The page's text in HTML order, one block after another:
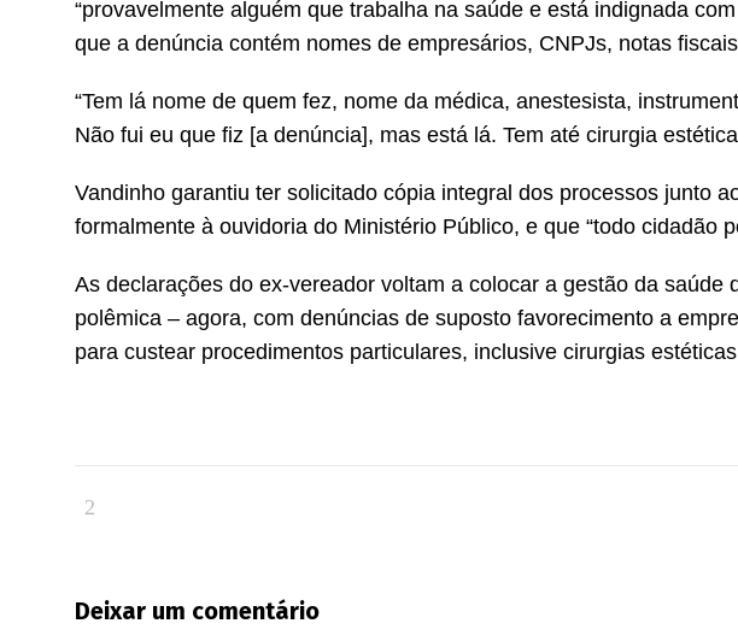
“provavelmente alguém que trabalha na saúde e está indignada
que a denúncia contém nomes de empresários, CNPJs, notas
“Tem lá nome de quem fez, nome da médica, anestesista,
Não fui eu que fiz [a denúncia], mas está lá. Tem até cirurgia
Vandinho garantiu ter solicitado cópia integral dos processos junto
formalmente à ouvidoria do Ministério Público, e que “todo cidadão
As declarações do ex-vereador voltam a colocar a gestão da saúde
polêmica – agora, com denúncias de suposto favorecimento a
para custear procedimentos particulares, inclusive cirurgias
Deixar um comentário